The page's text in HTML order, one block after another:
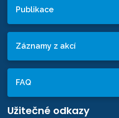
Publikace
Záznamy z akcí
FAQ
Užitečné odkazy